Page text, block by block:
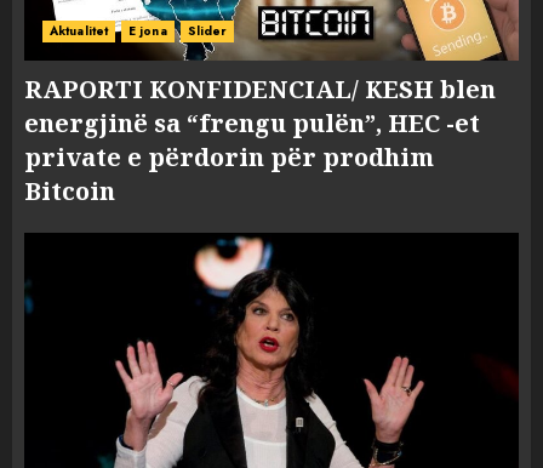
Aktualitet E jona Slider
RAPORTI KONFIDENCIAL/ KESH blen
energjinë sa “frengu pulën”, HEC -et
private e përdorin për prodhim
Bitcoin